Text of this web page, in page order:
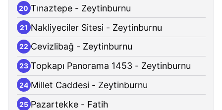
20 Tınaztepe - Zeytinburnu
21 Nakliyeciler Sitesi - Zeytinburnu
22 Cevizlibağ - Zeytinburnu
23 Topkapı Panorama 1453 - Zeytinburnu
24 Millet Caddesi - Zeytinburnu
25 Pazartekke - Fatih